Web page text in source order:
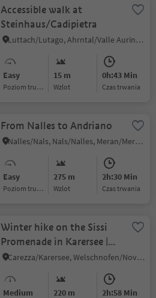
Accessible walk at
Steinhaus/Cadipietra
Luttach/Lutago, Ahrntal/Valle Aurina, Ahrntal/Valle Aurina
Easy
Poziom trudności
15 m
Wzlot
0h:43 Min
czas trwania
From Nalles to Andriano
Nalles/Nals, Nals/Nalles, Meran/Merano and environs
Easy
Poziom trudności
275 m
Wzlot
2h:30 Min
czas trwania
Winter hike on the Sissi
Promenade in Karersee |
Carezza
Carezza/Karersee, Welschnofen/Nova Levante, Dolomites Region Eggental
Medium 220 m 2h:58 Min